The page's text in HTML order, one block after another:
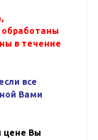
обработаны
в течение
все
Вами
цене Вы